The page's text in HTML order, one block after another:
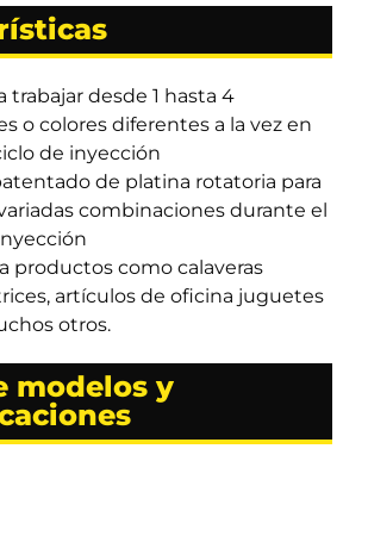
trabajar desde 1 hasta 4
o colores diferentes a la vez en
de inyección
de platina rotatoria para
combinaciones durante el
productos como calaveras
artículos de oficina juguetes
otros.
modelos y